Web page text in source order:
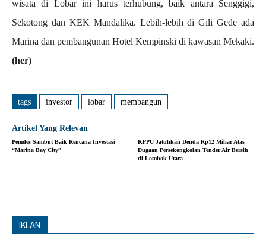
wisata di Lobar ini harus terhubung, baik antara Senggigi,
Sekotong dan KEK Mandalika. Lebih-lebih di Gili Gede ada
Marina dan pembangunan Hotel Kempinski di kawasan Mekaki.
(her)
tags investor lobar membangun
Artikel Yang Relevan
Pemdes Sambut Baik Rencana Investasi
“Marina Bay City”
KPPU Jatuhkan Denda Rp12 Miliar Atas
Dugaan Persekongkolan Tender Air Bersih
di Lombok Utara
IKLAN